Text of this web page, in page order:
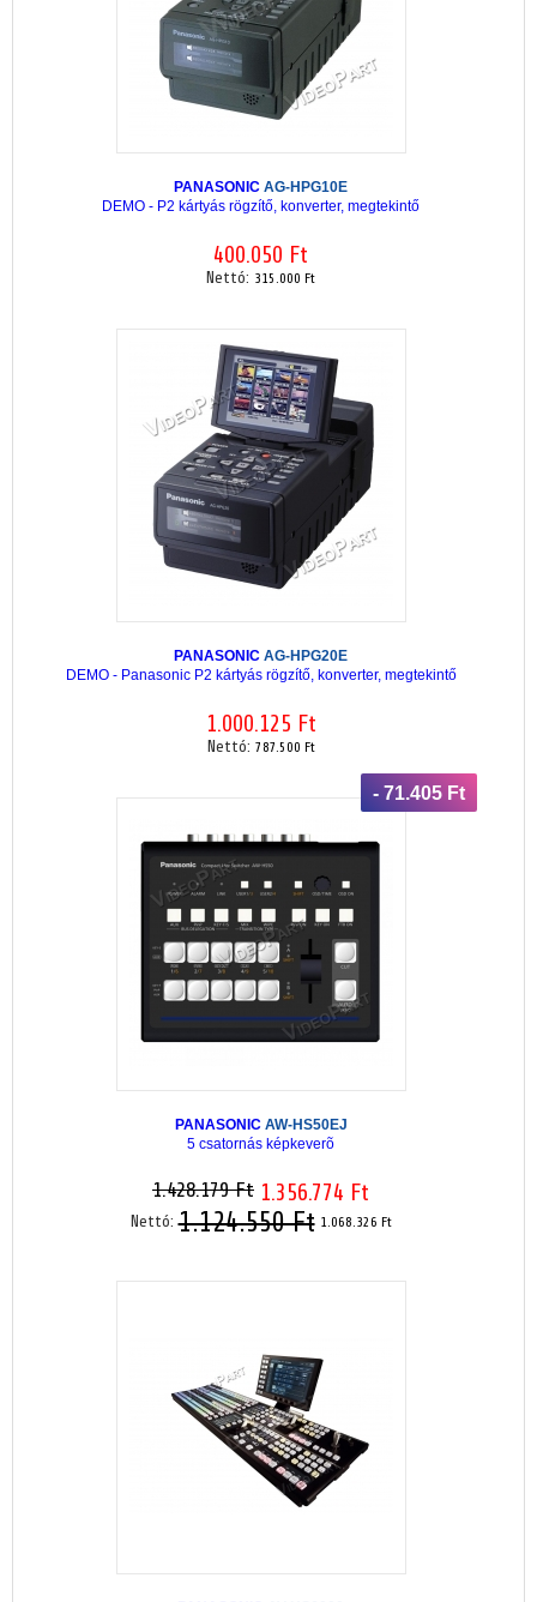
PANASONIC AG-HPG10E
DEMO - P2 kártyás rögzítő, konverter, megtekintő
400.050 Ft
Nettó: 315.000 Ft
PANASONIC AG-HPG20E
DEMO - Panasonic P2 kártyás rögzítő, konverter, megtekintő
1.000.125 Ft
Nettó: 787.500 Ft
- 71.405 Ft
PANASONIC AW-HS50EJ
5 csatornás képkeverõ
1.428.179 Ft 1.356.774 Ft
Nettó:1.124.550 Ft 1.068.326 Ft